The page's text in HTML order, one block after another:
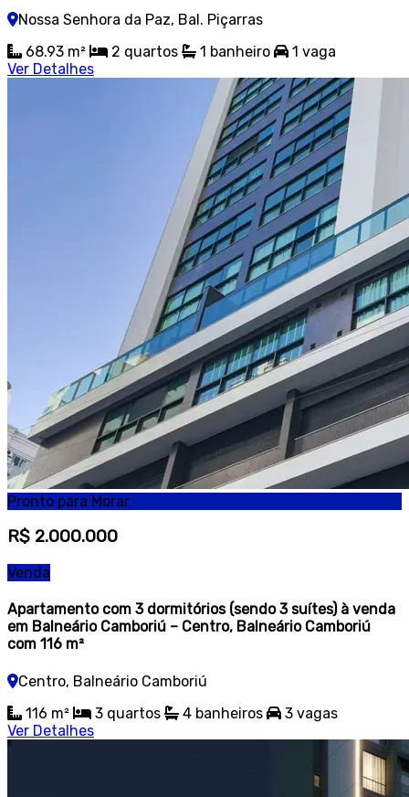
Nossa Senhora da Paz, Bal. Piçarras
68.93 m²
2 quartos 1 banheiro
1 vaga
Ver Detalhes
Pronto para Morar
R$ 2.000.000
Venda
Apartamento com 3 dormitórios (sendo 3 suítes) à venda
em Balneário Camboriú – Centro, Balneário Camboriú
com 116 m²
Centro, Balneário Camboriú
116 m²
3 quartos 4 banheiros
3 vagas
Ver Detalhes